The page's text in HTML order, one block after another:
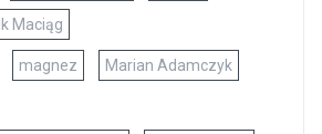
Maciąg
magnez Marian Adamczyk